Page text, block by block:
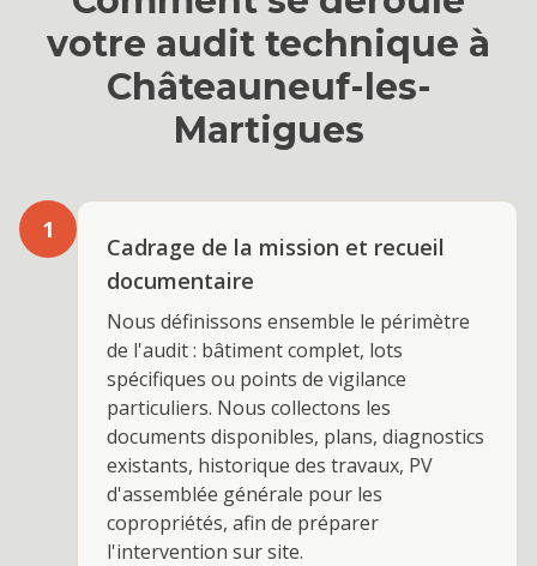
votre audit technique à
Châteauneuf-les-
Martigues
1
Cadrage de la mission et recueil
documentaire
Nous définissons ensemble le périmètre
de l'audit : bâtiment complet, lots
spécifiques ou points de vigilance
particuliers. Nous collectons les
documents disponibles, plans, diagnostics
existants, historique des travaux, PV
d'assemblée générale pour les
copropriétés, afin de préparer
l'intervention sur site.